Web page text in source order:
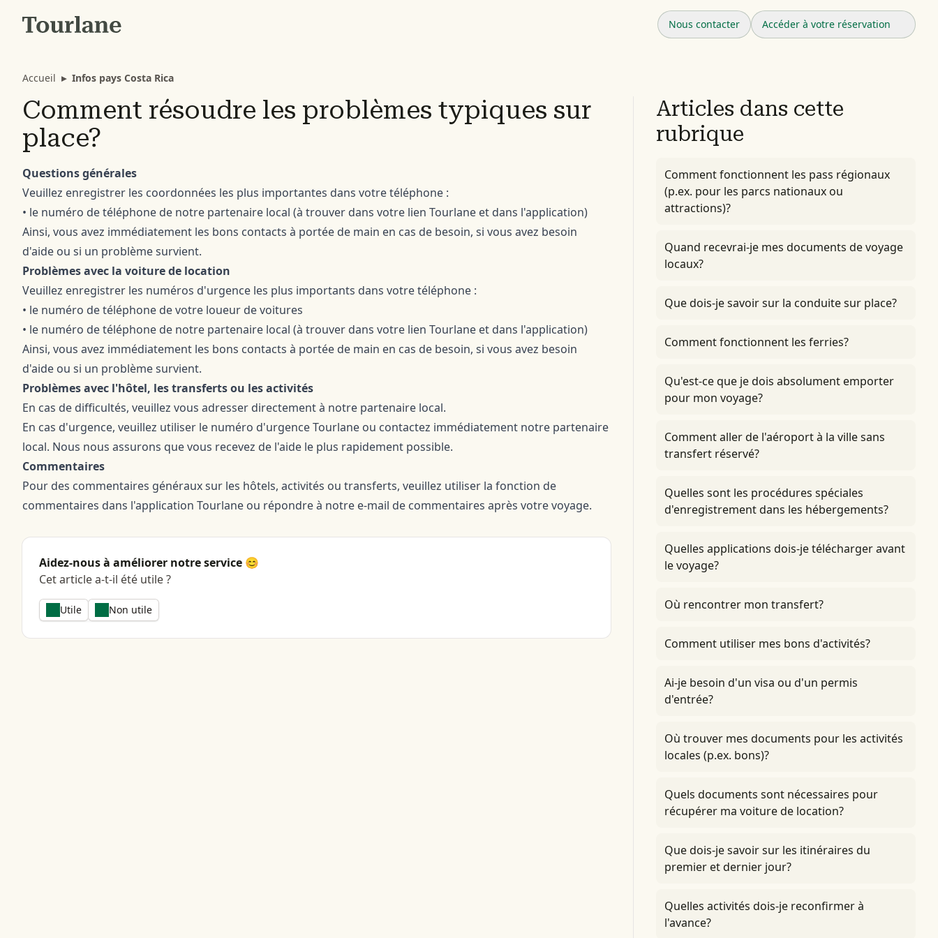
Nous contacter Accéder à votre réservation
Accueil ▸ Infos pays Costa Rica
Comment résoudre les problèmes typiques sur
place?
Questions générales
Veuillez enregistrer les coordonnées les plus importantes dans votre téléphone :
• le numéro de téléphone de notre partenaire local (à trouver dans votre lien Tourlane et dans l'application)
Ainsi, vous avez immédiatement les bons contacts à portée de main en cas de besoin, si vous avez besoin
d'aide ou si un problème survient.
Problèmes avec la voiture de location
Veuillez enregistrer les numéros d'urgence les plus importants dans votre téléphone :
• le numéro de téléphone de votre loueur de voitures
• le numéro de téléphone de notre partenaire local (à trouver dans votre lien Tourlane et dans l'application)
Ainsi, vous avez immédiatement les bons contacts à portée de main en cas de besoin, si vous avez besoin
d'aide ou si un problème survient.
Problèmes avec l'hôtel, les transferts ou les activités
En cas de difficultés, veuillez vous adresser directement à notre partenaire local.
En cas d'urgence, veuillez utiliser le numéro d'urgence Tourlane ou contactez immédiatement notre partenaire
local. Nous nous assurons que vous recevez de l'aide le plus rapidement possible.
Commentaires
Pour des commentaires généraux sur les hôtels, activités ou transferts, veuillez utiliser la fonction de
commentaires dans l'application Tourlane ou répondre à notre e-mail de commentaires après votre voyage.
Aidez-nous à améliorer notre service 😊
Cet article a-t-il été utile ?
Utile Non utile
Articles dans cette
rubrique
Comment fonctionnent les pass régionaux
(p.ex. pour les parcs nationaux ou
attractions)?
Quand recevrai-je mes documents de voyage
locaux?
Que dois-je savoir sur la conduite sur place?
Comment fonctionnent les ferries?
Qu'est-ce que je dois absolument emporter
pour mon voyage?
Comment aller de l'aéroport à la ville sans
transfert réservé?
Quelles sont les procédures spéciales
d'enregistrement dans les hébergements?
Quelles applications dois-je télécharger avant
le voyage?
Où rencontrer mon transfert?
Comment utiliser mes bons d'activités?
Ai-je besoin d'un visa ou d'un permis
d'entrée?
Où trouver mes documents pour les activités
locales (p.ex. bons)?
Quels documents sont nécessaires pour
récupérer ma voiture de location?
Que dois-je savoir sur les itinéraires du
premier et dernier jour?
Quelles activités dois-je reconfirmer à
l'avance?